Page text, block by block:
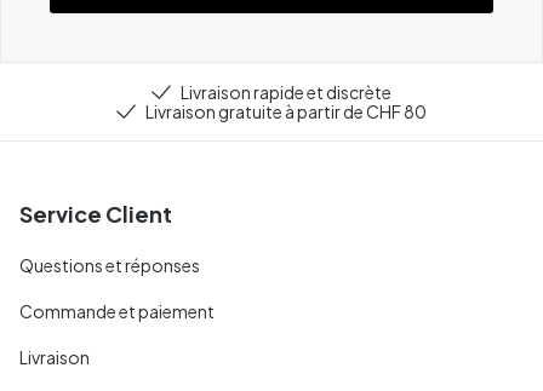
Livraison rapide et discrète
Livraison gratuite à partir de CHF 80
Service Client
Questions et réponses
Commande et paiement
Livraison